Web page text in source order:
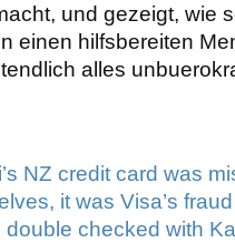
und gezeigt, wie
einen hilfsbereiten
alles
NZ credit card was
it was Visa’s
double checked with